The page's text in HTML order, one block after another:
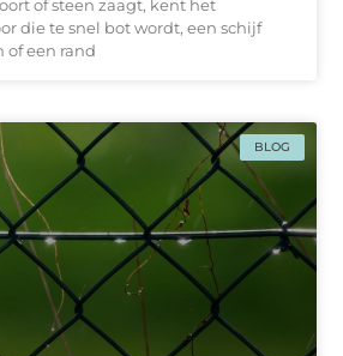
of steen zaagt, kent het
die te snel bot wordt, een schijf
of een rand
BLOG